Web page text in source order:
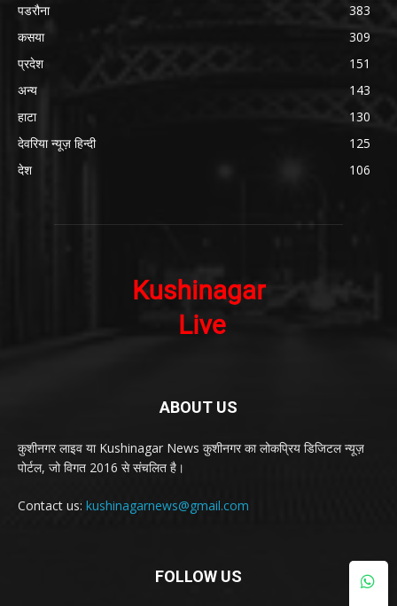
पडरौना
383
कसया
309
प्रदेश
151
अन्य
143
हाटा
130
देवरिया न्यूज़ हिन्दी
125
देश
106
ABOUT US
कुशीनगर लाइव या Kushinagar News कुशीनगर का लोकप्रिय डिजिटल न्यूज़
पोर्टल, जो विगत 2016 से संचलित है।
Contact us: kushinagarnews@gmail.com
FOLLOW US